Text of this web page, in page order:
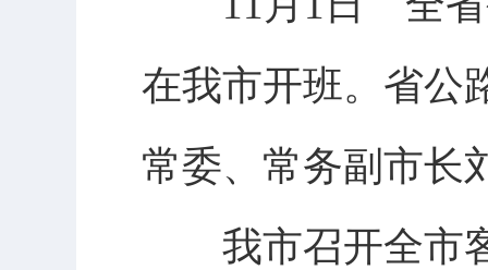
在我市开班。省公
常委、常务副市长
我市召开全市客